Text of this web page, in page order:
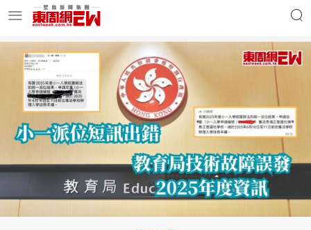
明星名人
東周Ladies 優享生活
東周食玩通 會員活動